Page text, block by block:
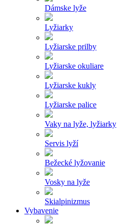
Dámske lyže
Lyžiarky
Lyžiarske prilby
Lyžiarske okuliare
Lyžiarske kukly
Lyžiarske palice
Vaky na lyže, lyžiarky
Servis lyží
Bežecké lyžovanie
Vosky na lyže
Skialpinizmus
Vybavenie